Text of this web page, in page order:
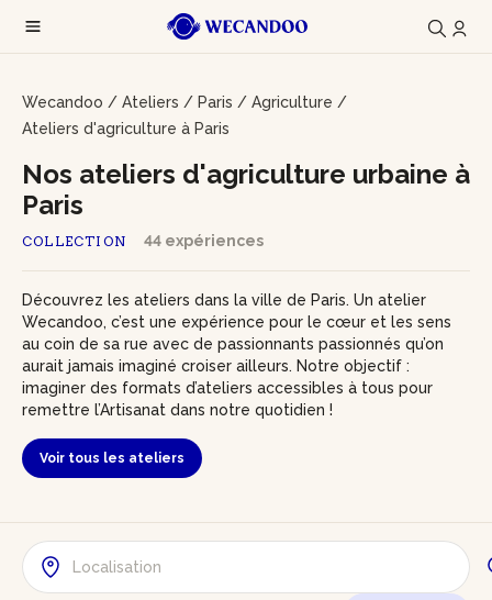
Wecandoo / Ateliers / Paris / Agriculture /
Ateliers d'agriculture à Paris
COLLECTION 44 expériences
Nos ateliers d'agriculture urbaine à
Paris
Découvrez les ateliers dans la ville de Paris. Un atelier
Wecandoo, c’est une expérience pour le cœur et les sens
au coin de sa rue avec de passionnants passionnés qu’on
aurait jamais imaginé croiser ailleurs. Notre objectif :
imaginer des formats d’ateliers accessibles à tous pour
remettre l’Artisanat dans notre quotidien !
Voir tous les ateliers